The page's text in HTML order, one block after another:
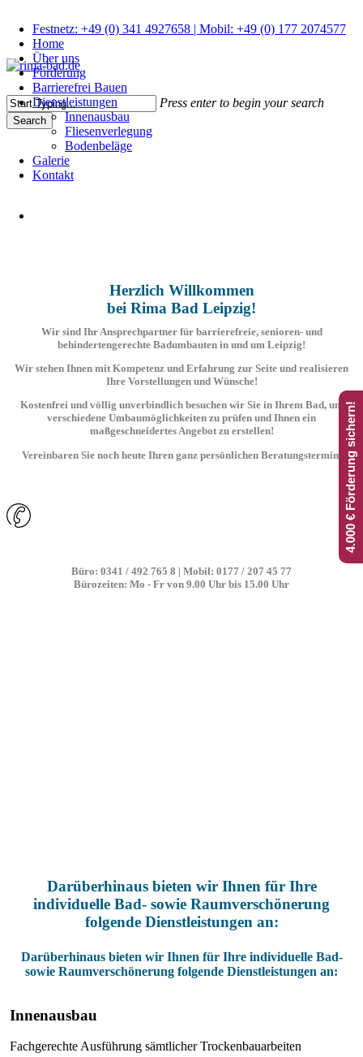
main
content
search
Menu
Festnetz: +49 (0) 341 4927658 | Mobil: +49 (0) 177 2074577
Home
Über uns
Förderung
Barrierefrei Bauen
Dienstleistungen
Innenausbau
Fliesenverlegung
Bodenbeläge
Galerie
Kontakt
Press enter to begin your search
Search
Herzlich Willkommen
bei Rima Bad Leipzig!
Wir sind Ihr Ansprechpartner für barrierefreie, senioren- und
behindertengerechte Badumbauten in und um Leipzig!
Wir stehen Ihnen mit Kompetenz und Erfahrung zur Seite und realisieren
Ihre Vorstellungen und Wünsche!
Kostenfrei und völlig unverbindlich besuchen wir Sie in Ihrem Bad, um
verschiedene Umbaumöglichkeiten zu prüfen und Ihnen ein
maßgeschneidertes Angebot zu erstellen!
Vereinbaren Sie noch heute Ihren ganz persönlichen Beratungstermin!
Büro: 0341 / 492 765 8 | Mobil: 0177 / 207 45 77
Bürozeiten: Mo - Fr von 9.00 Uhr bis 15.00 Uhr
Darüberhinaus bieten wir Ihnen für Ihre
individuelle Bad- sowie Raumverschönerung
folgende Dienstleistungen an:
Darüberhinaus bieten wir Ihnen für Ihre individuelle Bad-
sowie Raumverschönerung folgende Dienstleistungen an:
Innenausbau
Fachgerechte Ausführung sämtlicher Trockenbauarbeiten
4.000 € Förderung sichern!